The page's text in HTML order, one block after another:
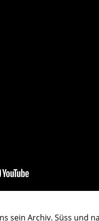
sein Archiv. Süss und